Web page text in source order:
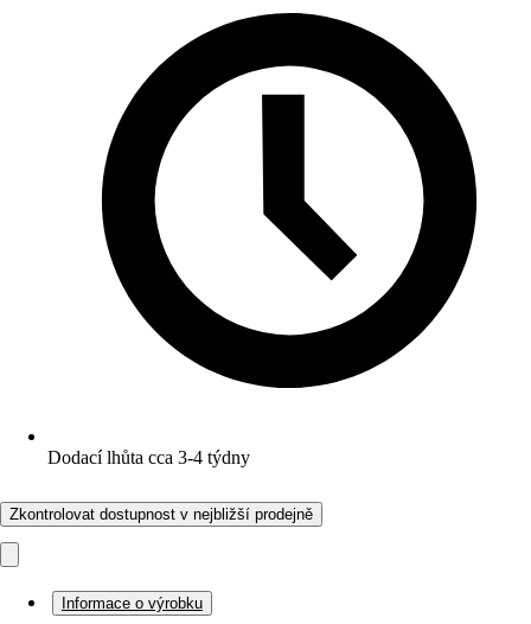
Dodací lhůta cca 3-4 týdny
Zkontrolovat dostupnost v nejbližší prodejně
Informace o výrobku